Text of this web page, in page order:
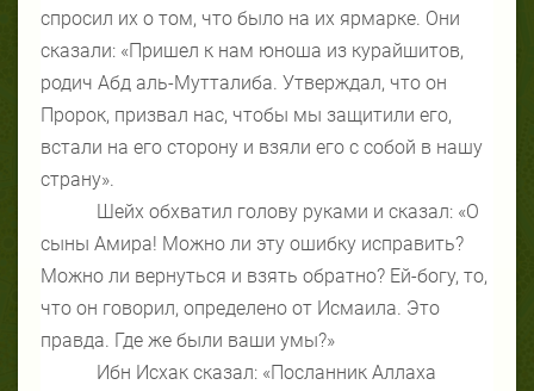
спросил их о том, что было на их ярмарке. Они
сказали: «Пришел к нам юноша из курайшитов,
родич Абд аль-Мутталиба. Утверждал, что он
Пророк, призвал нас, чтобы мы защитили его,
встали на его сторону и взяли его с собой в нашу
страну».
Шейх обхватил голову руками и сказал: «О
сыны Амира! Можно ли эту ошибку исправить?
Можно ли вернуться и взять обратно? Ей-богу, то,
что он говорил, определено от Исмаила. Это
правда. Где же были ваши умы?»
Ибн Исхак сказал: «Посланник Аллаха